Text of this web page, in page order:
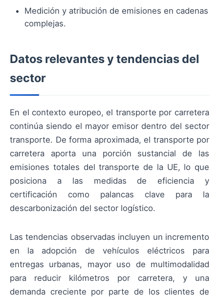
Medición y atribución de emisiones en cadenas
complejas.
Datos relevantes y tendencias del
sector
En el contexto europeo, el transporte por carretera
continúa siendo el mayor emisor dentro del sector
transporte. De forma aproximada, el transporte por
carretera aporta una porción sustancial de las
emisiones totales del transporte de la UE, lo que
posiciona a las medidas de eficiencia y
certificación como palancas clave para la
descarbonización del sector logístico.
Las tendencias observadas incluyen un incremento
en la adopción de vehículos eléctricos para
entregas urbanas, mayor uso de multimodalidad
para reducir kilómetros por carretera, y una
demanda creciente por parte de los clientes de